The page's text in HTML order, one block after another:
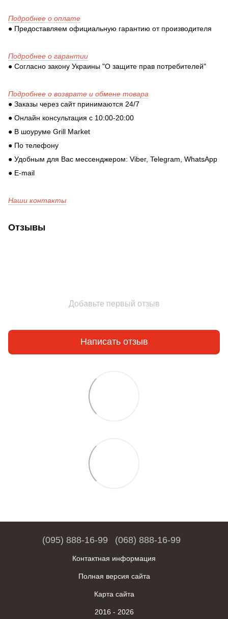
Подробнее о оплате
● Предоставляем официальную гарантию от производителя
Подробнее о гарантии
● Согласно закону Украины "О защите прав потребителей"
Подробнее о возврате и обмене товара
● Заказы через сайт принимаются 24/7
● Онлайн консультация с 10:00-20:00
● В шоуруме Grill Market
● По телефону
● Удобным для Вас мессенджером: Viber, Telegram, WhatsApp
● E-mail
Наши контакты
Отзывы
Добавьте первый отзыв
Написать отзыв
(095) 888-16-99 (068) 888-16-99
Контактная информация
Полная версия сайта
Карта сайта
2016 - 2026